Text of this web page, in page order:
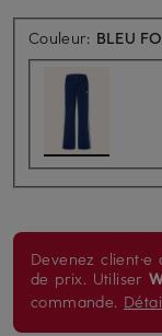
Couleur: BLEU
Devenez
de prix. Utiliser
commande.